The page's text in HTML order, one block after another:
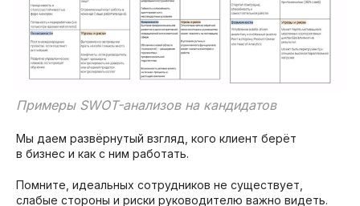
Примеры SWOT-анализов на кандидатов
Мы даем развёрнутый взгляд, кого клиент берёт
в бизнес и как с ним работать.
Помните, идеальных сотрудников не существует,
слабые стороны и риски руководителю важно видеть.